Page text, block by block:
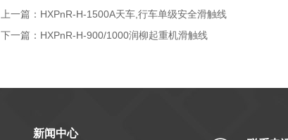
上一篇： HXPnR-H-1500A天车,行车单级安全滑触线
下一篇： HXPnR-H-900/1000润柳起重机滑触线
新闻中心